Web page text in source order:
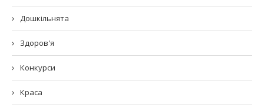
Дошкільнята
Здоров'я
Конкурси
Краса